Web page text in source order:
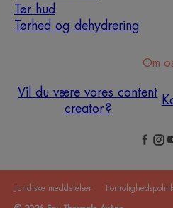
Tør hud
Tørhed og dehydrering
Om
Vil du være vores content
creator ?
Juridiske meddelelser Fortrolighedspolitik